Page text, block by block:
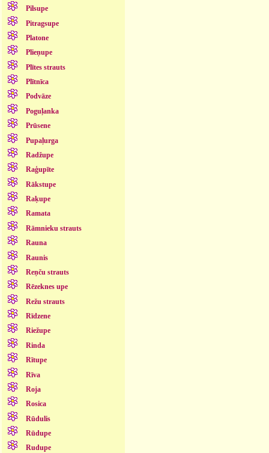
Pilsupe
Pitragsupe
Platone
Plieņupe
Plītes strauts
Plītnīca
Podvāze
Poguļanka
Prūsene
Pupaļurga
Radžupe
Raģupīte
Rākstupe
Raķupe
Ramata
Rāmnieku strauts
Rauna
Raunis
Reņču strauts
Rēzeknes upe
Režu strauts
Rīdzene
Riežupe
Rinda
Rītupe
Rīva
Roja
Rosica
Rūdulis
Rūdupe
Rudupe